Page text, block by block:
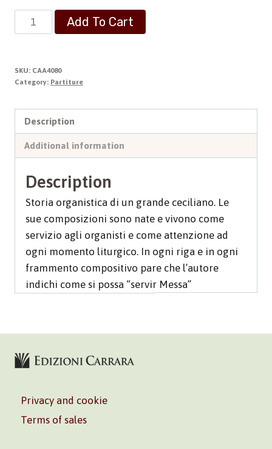
Opera
Omnia
Organo
Vol.
quantity
Add To Cart
SKU: CAA4080
Category: Partiture
Description
Additional information
Description
Storia organistica di un grande ceciliano. Le
sue composizioni sono nate e vivono come
servizio agli organisti e come attenzione ad
ogni momento liturgico. In ogni riga e in ogni
frammento compositivo pare che l’autore
indichi come si possa “servir Messa”
Privacy and cookie
Terms of sales